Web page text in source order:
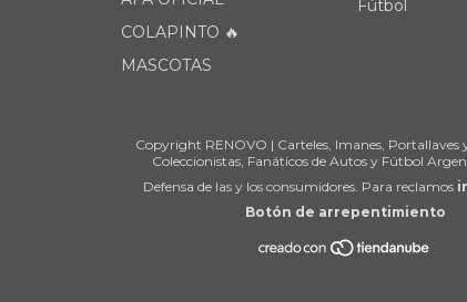
COLAPINTO 🔥
MASCOTAS
Fútbol
Copyright RENOVO | Carteles, Imanes, Portallaves
Coleccionistas, Fanáticos de Autos y Fútbol
Defensa de las y los consumidores. Para reclamos
Botón de arrepentimiento